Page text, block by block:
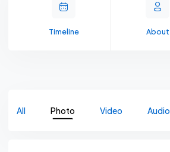
Timeline About
All Photo Video Audio